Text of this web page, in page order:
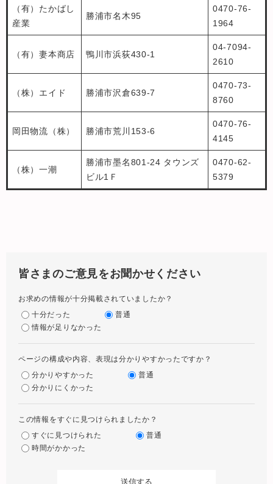
（有）たかばし
産業
勝浦市名木95
0470-76-
1964
（有）妻本商店 鴨川市浜荻430-1
04-7094-
2610
（株）エイド 勝浦市沢倉639-7
0470-73-
8760
岡田物流（株） 勝浦市荒川153-6
0470-76-
4145
（株）一潮
勝浦市墨名801-24 タウンズ
ビル1Ｆ
0470-62-
5379
皆さまのご意見をお聞かせください
お求めの情報が十分掲載されていましたか？
十分だった
普通
情報が足りなかった
ページの構成や内容、表現は分かりやすかったですか？
分かりやすかった
普通
分かりにくかった
この情報をすぐに見つけられましたか？
すぐに見つけられた
普通
時間がかかった